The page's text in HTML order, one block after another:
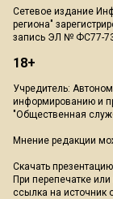
Сетевое издание
региона"
запись ЭЛ № ФС77-
18+
Учредитель:
информированию и
"Общественная
Мнение редакции
Скачать
При перепечатке
ссылка на источник